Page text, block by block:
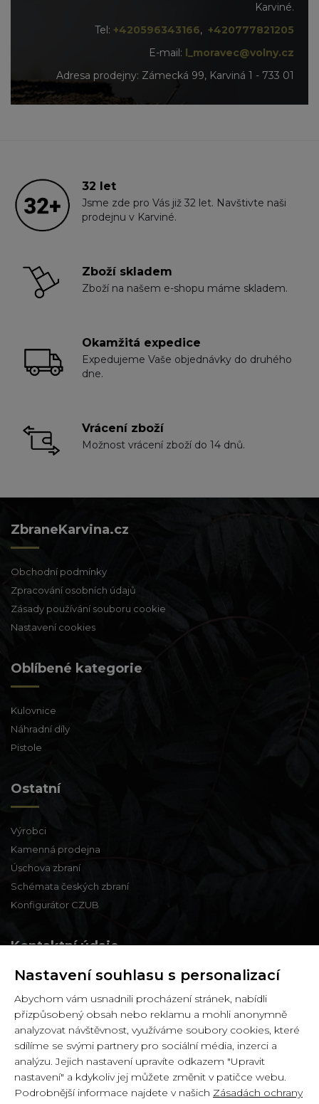
Karviné.
Tel: +420596343166, +420777821205
E-mail: l_moravec@volny.cz
Adresa prodejny: Zámecká 99, Karviná 1 - 733 01
32 let
Jsme zde pro Vás již 32 let. Navštivte naši
prodejnu v Karviné.
Zboží skladem
Zboží na našem e-shopu máme skladem.
Okamžitá expedice
Expedujeme Vaše objednávky do druhého
dne.
Vrácení zboží
Možnost vrácení zboží do 14 dnů.
ZbraneKarvina.cz
Obchodní podmínky
Zpracování osobních údajů
Zásady používání souboru cookie
Nastavení cookies
Oblíbené kategorie
Kulovnice
Náhradní díly
Pistole
Ostatní
Výrobci
Kamenná prodejna
Úschova zbraní
Schémata českých zbraní
Konfigurátor CZUB
Kontaktní údaje
Zbraně a střelivo Karviná
Zámecká 99,
Karviná - Fryštát,
733 01
IČ: 65900634
DIČ: CZ6358030426
Nastavení souhlasu s personalizací
Abychom vám usnadnili procházení stránek, nabídli
přizpůsobený obsah nebo reklamu a mohli anonymně
analyzovat návštěvnost, využíváme soubory cookies, které
sdílíme se svými partnery pro sociální média, inzerci a
analýzu. Jejich nastavení upravíte odkazem "Upravit
nastavení" a kdykoliv jej můžete změnit v patičce webu.
Podrobnější informace najdete v našich Zásadách ochrany